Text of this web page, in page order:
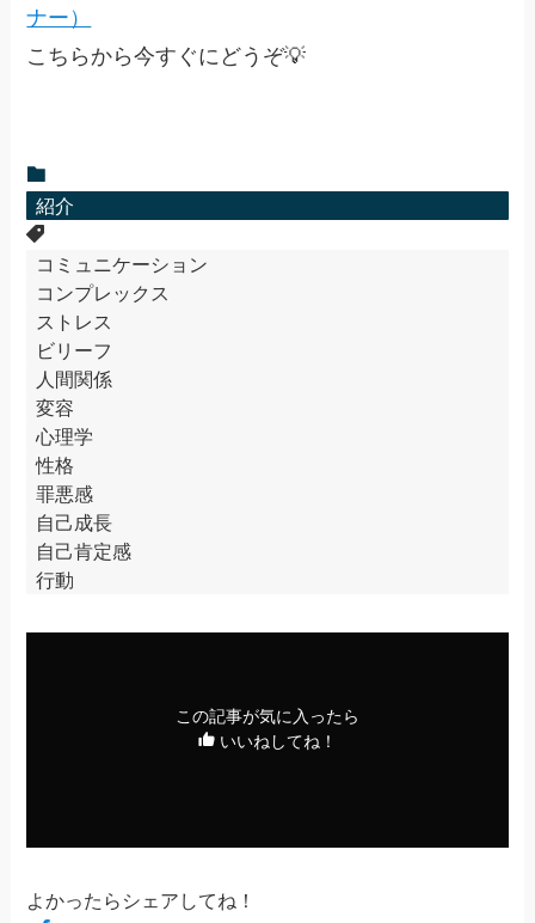
ナー）
こちらから今すぐにどうぞ💡
紹介
コミュニケーション
コンプレックス
ストレス
ビリーフ
人間関係
変容
心理学
性格
罪悪感
自己成長
自己肯定感
行動
この記事が気に入ったら
いいねしてね！
よかったらシェアしてね！